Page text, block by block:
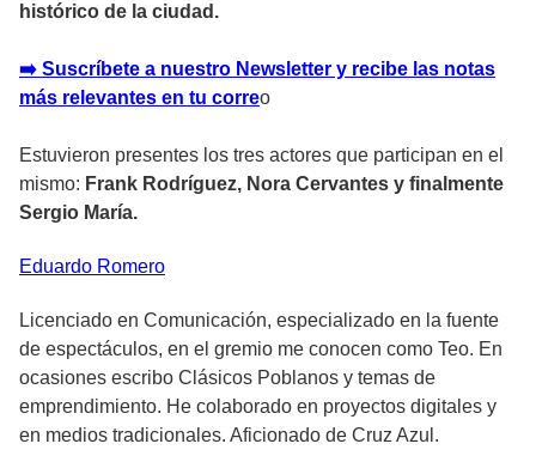
histórico de la ciudad.
➡️ Suscríbete a nuestro Newsletter y recibe las notas
más relevantes en tu correo
Estuvieron presentes los tres actores que participan en el
mismo: Frank Rodríguez, Nora Cervantes y finalmente
Sergio María.
Eduardo Romero
Licenciado en Comunicación, especializado en la fuente
de espectáculos, en el gremio me conocen como Teo. En
ocasiones escribo Clásicos Poblanos y temas de
emprendimiento. He colaborado en proyectos digitales y
en medios tradicionales. Aficionado de Cruz Azul.